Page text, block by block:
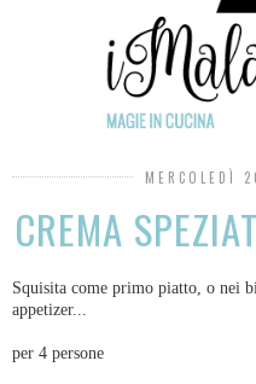
MERCOLEDÌ
CREMA
Squisita come primo piatto, o nei
appetizer...
per 4 persone